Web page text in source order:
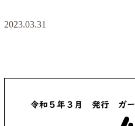
2023.03.31